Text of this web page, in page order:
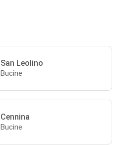
San Leolino
Bucine
Cennina
Bucine